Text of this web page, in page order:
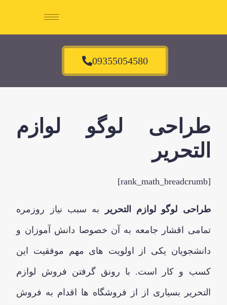
09355054580
طراحی لوگو لوازم
التحریر
[rank_math_breadcrumb]
طراحی لوگو لوازم التحریر به سبب نیاز روزمره
تمامی اقشار جامعه به آن خصوصا دانش آموزان و
دانشجویان یکی از اولویت های مهم موفقیت این
کسب و کار است. با رونق گرفتن فروش لوازم
التحریر بسیاری از از فروشگاه ها اقدام به فروش